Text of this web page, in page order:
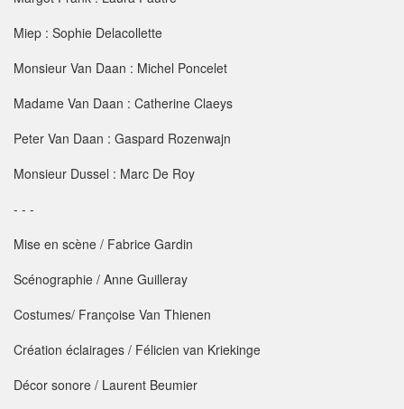
Miep : Sophie Delacollette
Monsieur Van Daan : Michel Poncelet
Madame Van Daan : Catherine Claeys
Peter Van Daan : Gaspard Rozenwajn
Monsieur Dussel : Marc De Roy
- - -
Mise en scène / Fabrice Gardin
Scénographie / Anne Guilleray
Costumes/ Françoise Van Thienen
Création éclairages / Félicien van Kriekinge
Décor sonore / Laurent Beumier